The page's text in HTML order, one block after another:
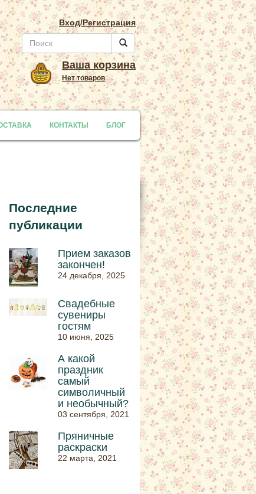
Вход/Регистрация
Ваша корзина
Нет товаров
КОНТАКТЫ БЛОГ
Последние
публикации
Прием заказов
закончен!
24 декабря, 2025
Свадебные
сувениры
гостям
10 июня, 2025
А какой
праздник
самый
символичный
и необычный?
03 сентября, 2021
Пряничные
раскраски
22 марта, 2021